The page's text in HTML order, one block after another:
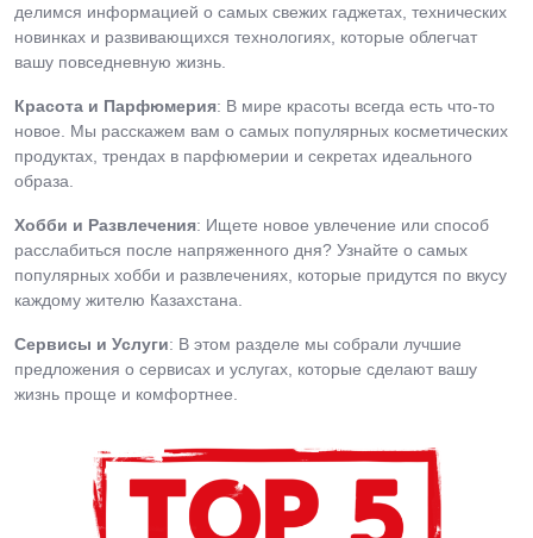
делимся информацией о самых свежих гаджетах, технических
новинках и развивающихся технологиях, которые облегчат
вашу повседневную жизнь.
Красота и Парфюмерия: В мире красоты всегда есть что-то
новое. Мы расскажем вам о самых популярных косметических
продуктах, трендах в парфюмерии и секретах идеального
образа.
Хобби и Развлечения: Ищете новое увлечение или способ
расслабиться после напряженного дня? Узнайте о самых
популярных хобби и развлечениях, которые придутся по вкусу
каждому жителю Казахстана.
Сервисы и Услуги: В этом разделе мы собрали лучшие
предложения о сервисах и услугах, которые сделают вашу
жизнь проще и комфортнее.